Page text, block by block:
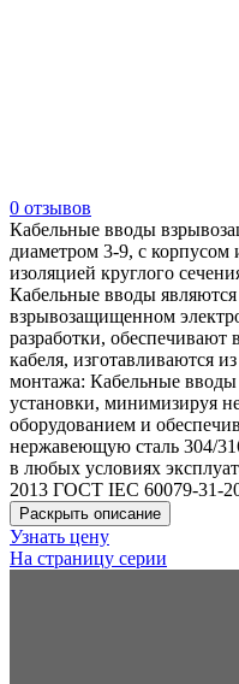
0 отзывов
Кабельные вводы
диаметром 3-9, с
изоляцией круглого
Кабельные вводы
взрывозащищенном
разработки,
кабеля, изготавливаются
монтажа: Кабельные
установки, минимизируя
оборудованием и
нержавеющую сталь 304/
в любых условиях
2013 ГОСТ IEC 60079-31-
Раскрыть описание
Узнать цену
На страницу серии